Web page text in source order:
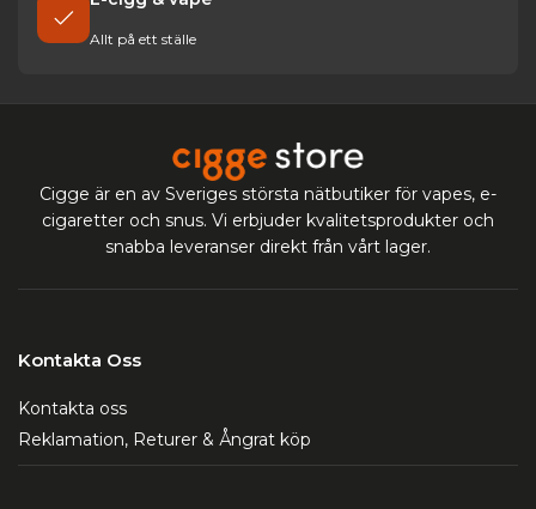
Allt på ett ställe
Cigge är en av Sveriges största nätbutiker för vapes, e-
cigaretter och snus. Vi erbjuder kvalitetsprodukter och
snabba leveranser direkt från vårt lager.
Kontakta Oss
Kontakta oss
Reklamation, Returer & Ångrat köp